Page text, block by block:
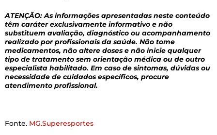
ATENÇÃO: As informações apresentadas neste conteúdo
têm caráter exclusivamente informativo e não
substituem avaliação, diagnóstico ou acompanhamento
realizado por profissionais da saúde. Não tome
medicamentos, não altere doses e não inicie qualquer
tipo de tratamento sem orientação médica ou de outro
especialista habilitado. Em caso de sintomas, dúvidas ou
necessidade de cuidados específicos, procure
atendimento profissional.
Fonte. MG.Superesportes